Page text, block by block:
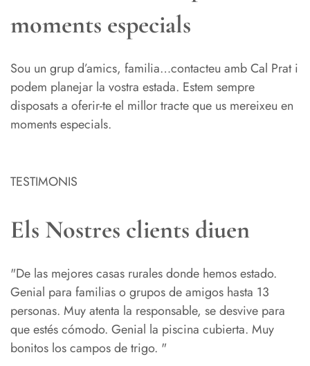
moments especials
Sou un grup d’amics, familia…contacteu amb Cal Prat i
podem planejar la vostra estada. Estem sempre
disposats a oferir-te el millor tracte que us mereixeu en
moments especials.
TESTIMONIS
Els Nostres clients diuen
"De las mejores casas rurales donde hemos estado.
Genial para familias o grupos de amigos hasta 13
personas. Muy atenta la responsable, se desvive para
que estés cómodo. Genial la piscina cubierta. Muy
bonitos los campos de trigo. "